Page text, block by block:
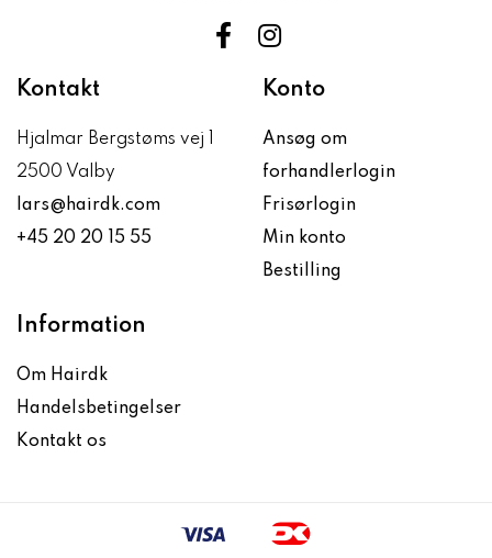
Kontakt
Hjalmar Bergstøms vej 1
2500 Valby
lars@hairdk.com
+45 20 20 15 55
Konto
Ansøg om
forhandlerlogin
Frisørlogin
Min konto
Bestilling
Information
Om Hairdk
Handelsbetingelser
Kontakt os